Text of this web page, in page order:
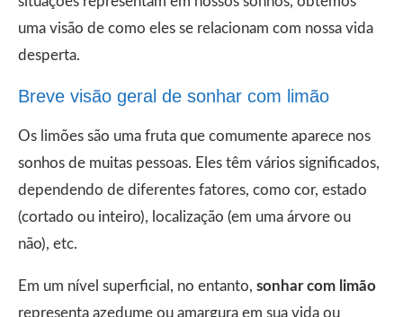
uma visão de como eles se relacionam com nossa vida
desperta.
Breve visão geral de sonhar com limão
Os limões são uma fruta que comumente aparece nos
sonhos de muitas pessoas. Eles têm vários significados,
dependendo de diferentes fatores, como cor, estado
(cortado ou inteiro), localização (em uma árvore ou
não), etc.
Em um nível superficial, no entanto, sonhar com limão
representa azedume ou amargura em sua vida ou